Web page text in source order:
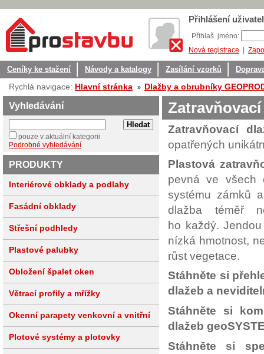
Zatravňovací
opatřených
Plastová
pevná ve všech
systému zámků
dlažba téměř
ho každý.
nízká hmotnost,
růst vegetace.
Stáhněte si
dlažeb a
Stáhněte si
dlažeb
Stáhněte si
Vyhledávání
pouze v aktuální kategorii
Podrobné vyhledávání
PRODUKTY
Interiérové obklady a podlahy
Fasádní obklady
Střešní podhledy
Plastové palubky
Obložení špalet oken
Větrací profily a mřížky
Okenní parapety venkovní a vnitřní
Plotové systémy a plotovky
Rychlá navigace: Hlavní stránka Dlažby a obrubníky
Ceníky ke stažení Návody a katalogy Zasílání vzorků
Přihlášení
Přihlaš. jméno:
Nová registrace